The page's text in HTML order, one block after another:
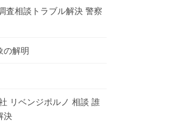
査相談トラブル解決 警察
の解明
リベンジポルノ 相談 誰
決